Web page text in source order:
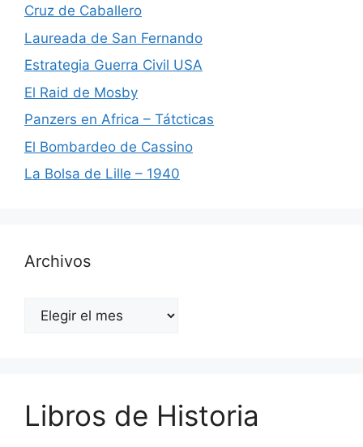
Cruz de Caballero
Laureada de San Fernando
Estrategia Guerra Civil USA
El Raid de Mosby
Panzers en Africa – Tátcticas
El Bombardeo de Cassino
La Bolsa de Lille – 1940
Archivos
Archivos
Libros de Historia